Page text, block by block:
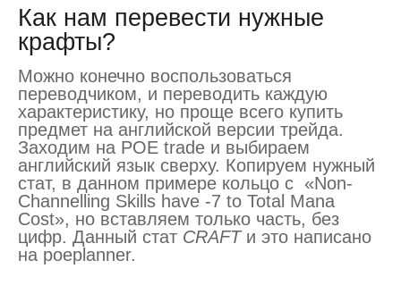
Как нам перевести нужные
крафты?
Можно конечно воспользоваться
переводчиком, и переводить каждую
характеристику, но проще всего купить
предмет на английской версии трейда.
Заходим на POE trade и выбираем
английский язык сверху. Копируем нужный
стат, в данном примере кольцо с «Non-
Channelling Skills have -7 to Total Mana
Cost», но вставляем только часть, без
цифр. Данный стат CRAFTи это написано
на poeplanner.